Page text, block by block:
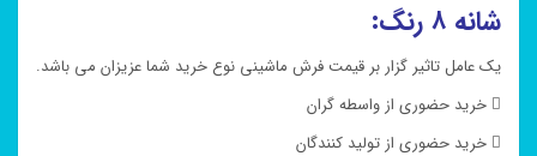
شانه ۸ رنگ:
یک عامل تاثیر گزار بر قیمت فرش ماشینی نوع خرید شما عزیزان می باشد.
 خرید حضوری از واسطه گران
 خرید حضوری از تولید کنندگان